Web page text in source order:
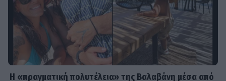
SHOWBIZ
Δίπλα στο απέραντο γαλάζιο η
Μαριαλένα Ρουμελιώτη γιορτάζει
τους δυο πρώτους μήνες με τον γιο
της
Η «πραγματική πολυτέλεια» της Βαλαβάνη μέσα από